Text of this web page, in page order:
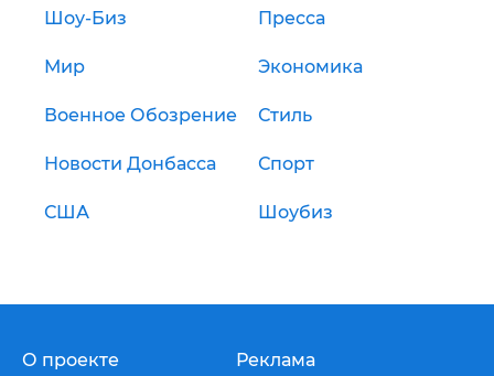
Шоу-Биз Пресса
Мир Экономика
Военное Обозрение Стиль
Новости Донбасса Спорт
США Шоубиз
О проекте Реклама